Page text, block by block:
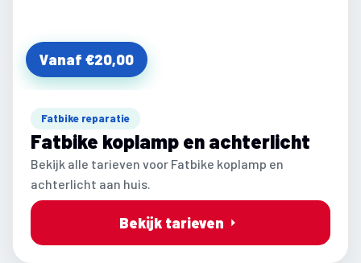
Vanaf €20,00
Fatbike reparatie
Fatbike koplamp en achterlicht
Bekijk alle tarieven voor Fatbike koplamp en
achterlicht aan huis.
Bekijk tarieven